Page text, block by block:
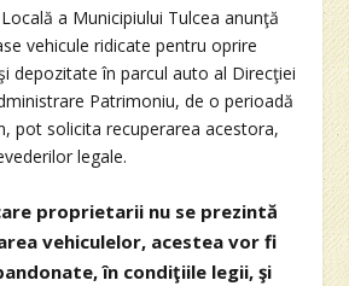
a Municipiului Tulcea anunţă
vehicule ridicate pentru oprire
depozitate în parcul auto al Direcţiei
Patrimoniu, de o perioadă
pot solicita recuperarea acestora,
legale.
proprietarii nu se prezintă
vehiculelor, acestea vor fi
în condiţiile legii, şi